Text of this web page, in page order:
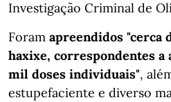
Investigação Criminal de
Foram apreendidos "cerca
haxixe, correspondentes a
mil doses individuais",
estupefaciente e diverso